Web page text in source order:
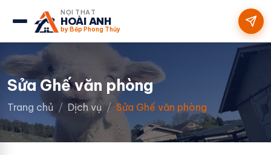
NỘI THẤT
HOÀI ANH
by Bếp Phong Thủy
Sửa Ghế văn phòng
Trang chủ Dịch vụ Sửa Ghế văn phòng